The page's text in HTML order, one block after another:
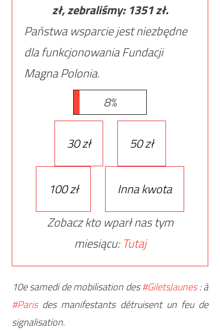
zł, zebraliśmy: 1351zł.
Państwa wsparcie jest niezbędne
dla funkcjonowania Fundacji
Magna Polonia.
8%
30 zł 50 zł
100 zł
Inna kwota
Zobacz kto wparł nas tym
miesiącu: Tutaj
10e samedi de mobilisation des#GiletsJaunes: à
#Parisdes manifestants détruisent un feu de
signalisation.